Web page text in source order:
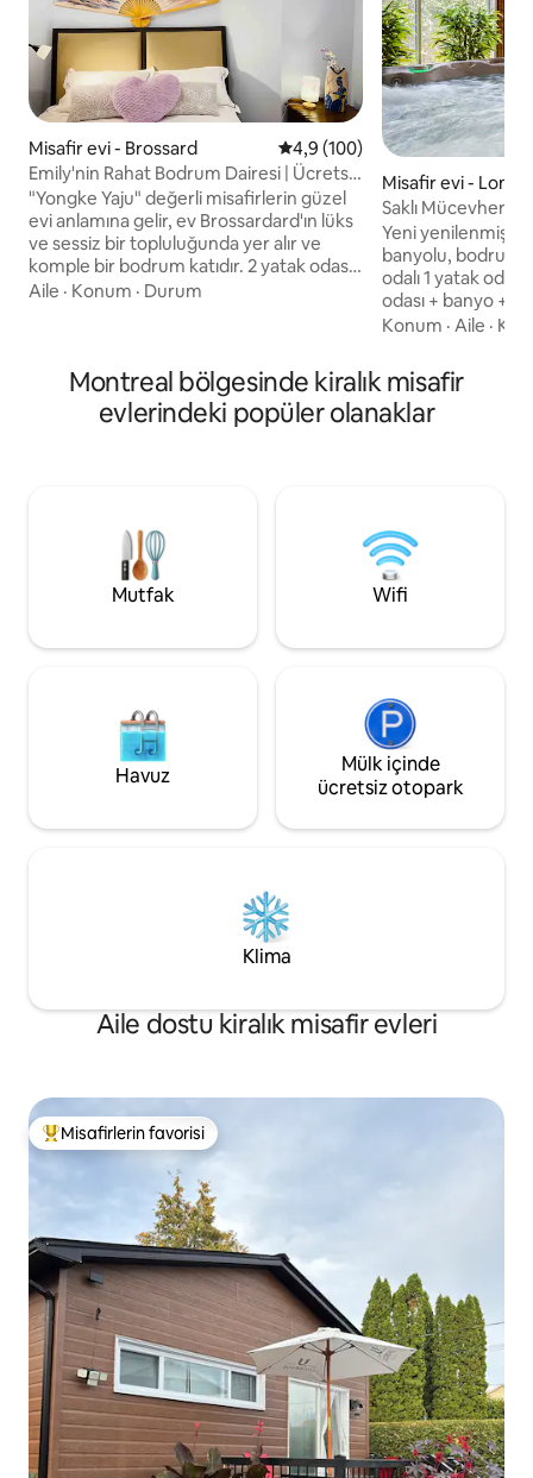
Misafir evi - Brossard 5 üzerinden ortalama 4,9
4,9 (100)
Emily'nin Rahat Bodrum Dairesi | Ücretsiz
Park Yeri - DT Yakınında
"Yongke Yaju" değerli misafirlerin güzel
evi anlamına gelir, ev Brossardard'ın lüks
ve sessiz bir topluluğunda yer alır ve
komple bir bodrum katıdır. 2 yatak odası,
bir çalışma odası, bir yemek odası,
Batı'nın, klasik ve modernin birleşimidir,
birçok Doğu unsuru ve pastoral tasarım
eklenmiştir, ev sahibinin kişisel olarak
eski limana, St. Joseph Katedrali'ne,
Royal Mountain'a 15 dakika, Kuzey
Amerika'nın küçük Paris'in havasını
hissedin; DIX30 alışveriş bölgesine♥ 10
restoranlar, sinemalar ve her şey;
arasında kişiselleştirilmiş hizmetler
sunuyoruz, oda ve kişi sayısına göre
sağlanıyor, böylece daha fazla tasarruf
önceden görüşün, teşekkürler! Evin
takımı - Her odada bir masa
bulunmaktadır. - Netflix ve Prime Video
ile Smart TV - Şampuan / saç kremi ve
duş jeli - Saç kurutma makinesi ve ütü
ve çocuk oyuncakları - Ücretsiz park yeri
Aile · Konum · Durum
Misafir evi -
Saklı Mücevher -
Yeni yenilenmiş,
banyolu, bodrum
odalı 1 yatak
odası + banyo + ev ofisi. ÖZEL
- 7 gün 24 saat
ışığı giriyor. Yüksek hızlı kablosuz internet
bağlantısı + Akıllı
Davulcu/
Parti/Etkinlik/
VERMİYORUZ.
Konum ·Aile ·
Montreal bölgesinde kiralık misafir
evlerindeki popüler olanaklar
Mutfak Wifi
Havuz
Mülk içinde
ücretsiz otopark
Klima
Aile dostu kiralık misafir evleri
Misafirlerin favorilerinden en beğenilenler arasında
Misafirlerin favorisi